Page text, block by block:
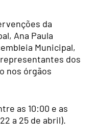
da
Ana Paula
Municipal,
dos
nos órgãos
as 10:00 e as
a 25 de abril).